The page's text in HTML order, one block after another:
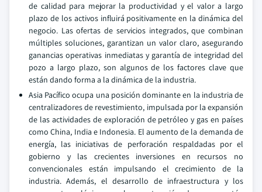
de calidad para mejorar la productividad y el valor a largo
plazo de los activos influirá positivamente en la dinámica del
negocio. Las ofertas de servicios integrados, que combinan
múltiples soluciones, garantizan un valor claro, asegurando
ganancias operativas inmediatas y garantía de integridad del
pozo a largo plazo, son algunos de los factores clave que
están dando forma a la dinámica de la industria.
Asia Pacífico ocupa una posición dominante en la industria de
centralizadores de revestimiento, impulsada por la expansión
de las actividades de exploración de petróleo y gas en países
como China, India e Indonesia. El aumento de la demanda de
energía, las iniciativas de perforación respaldadas por el
gobierno y las crecientes inversiones en recursos no
convencionales están impulsando el crecimiento de la
industria. Además, el desarrollo de infraestructura y los